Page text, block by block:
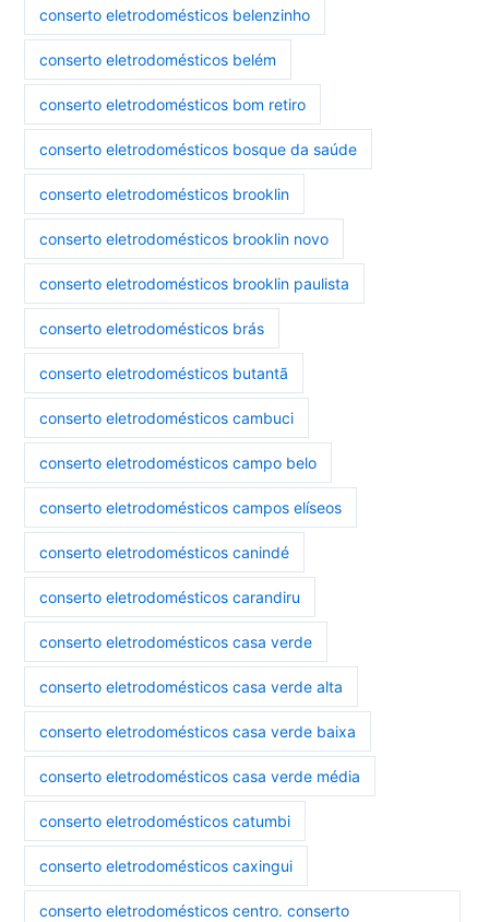
conserto eletrodomésticos belenzinho
conserto eletrodomésticos belém
conserto eletrodomésticos bom retiro
conserto eletrodomésticos bosque da saúde
conserto eletrodomésticos brooklin
conserto eletrodomésticos brooklin novo
conserto eletrodomésticos brooklin paulista
conserto eletrodomésticos brás
conserto eletrodomésticos butantã
conserto eletrodomésticos cambuci
conserto eletrodomésticos campo belo
conserto eletrodomésticos campos elíseos
conserto eletrodomésticos canindé
conserto eletrodomésticos carandiru
conserto eletrodomésticos casa verde
conserto eletrodomésticos casa verde alta
conserto eletrodomésticos casa verde baixa
conserto eletrodomésticos casa verde média
conserto eletrodomésticos catumbi
conserto eletrodomésticos caxingui
conserto eletrodomésticos centro. conserto